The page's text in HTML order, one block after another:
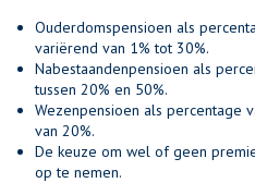
Ouderdomspensioen als
variërend van 1% tot 30%.
Nabestaandenpensioen als
tussen 20% en 50%.
Wezenpensioen als percentage
van 20%.
De keuze om wel of geen
op te nemen.